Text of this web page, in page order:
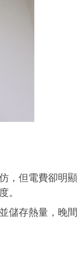
，但電費卻明
。
儲存熱量，晚